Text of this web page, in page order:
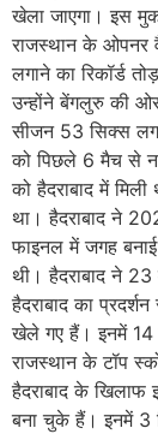
खेला जाएगा। इस
राजस्थान के ओपनर
लगाने का रिकॉर्ड
उन्होंने बेंगलुरु की
सीजन 53 सिक्स
को पिछले 6 मैच से
को हैदराबाद में
था। हैदराबाद ने
फाइनल में जगह
थी। हैदराबाद ने
हैदराबाद का
खेले गए हैं। इनमें 14
राजस्थान के टॉप
हैदराबाद के
बना चुके हैं। इनमें 3